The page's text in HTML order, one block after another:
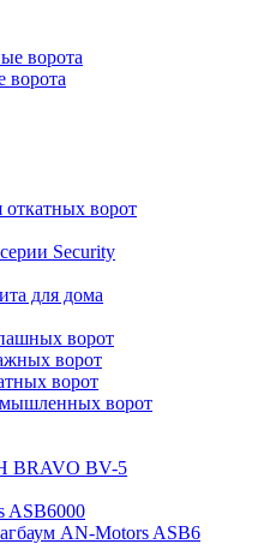
ворота
ворота
ворот
Security
для дома
ворот
ворот
ворот
ворот
BRAVO BV-5
ASB6000
AN-Motors ASB6